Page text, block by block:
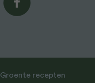
Groente recepten